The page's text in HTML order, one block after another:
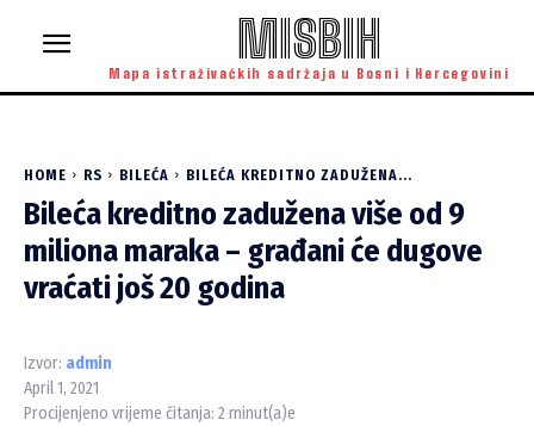
MISBIH
Mapa istraživačkih sadržaja u Bosni i Hercegovini
HOME RS BILEĆA BILEĆA KREDITNO ZADUŽENA...
Bileća kreditno zadužena više od 9
miliona maraka – građani će dugove
vraćati još 20 godina
Izvor: admin
April 1, 2021
Procijenjeno vrijeme čitanja: 2 minut(a)e